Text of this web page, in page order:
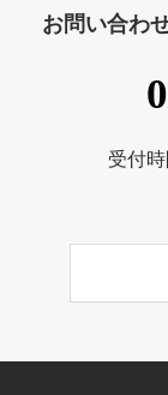
お問い合わ
受付時